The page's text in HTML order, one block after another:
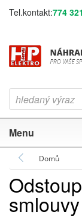
Tel.kontakt:774
Menu
Domů
smlouvy